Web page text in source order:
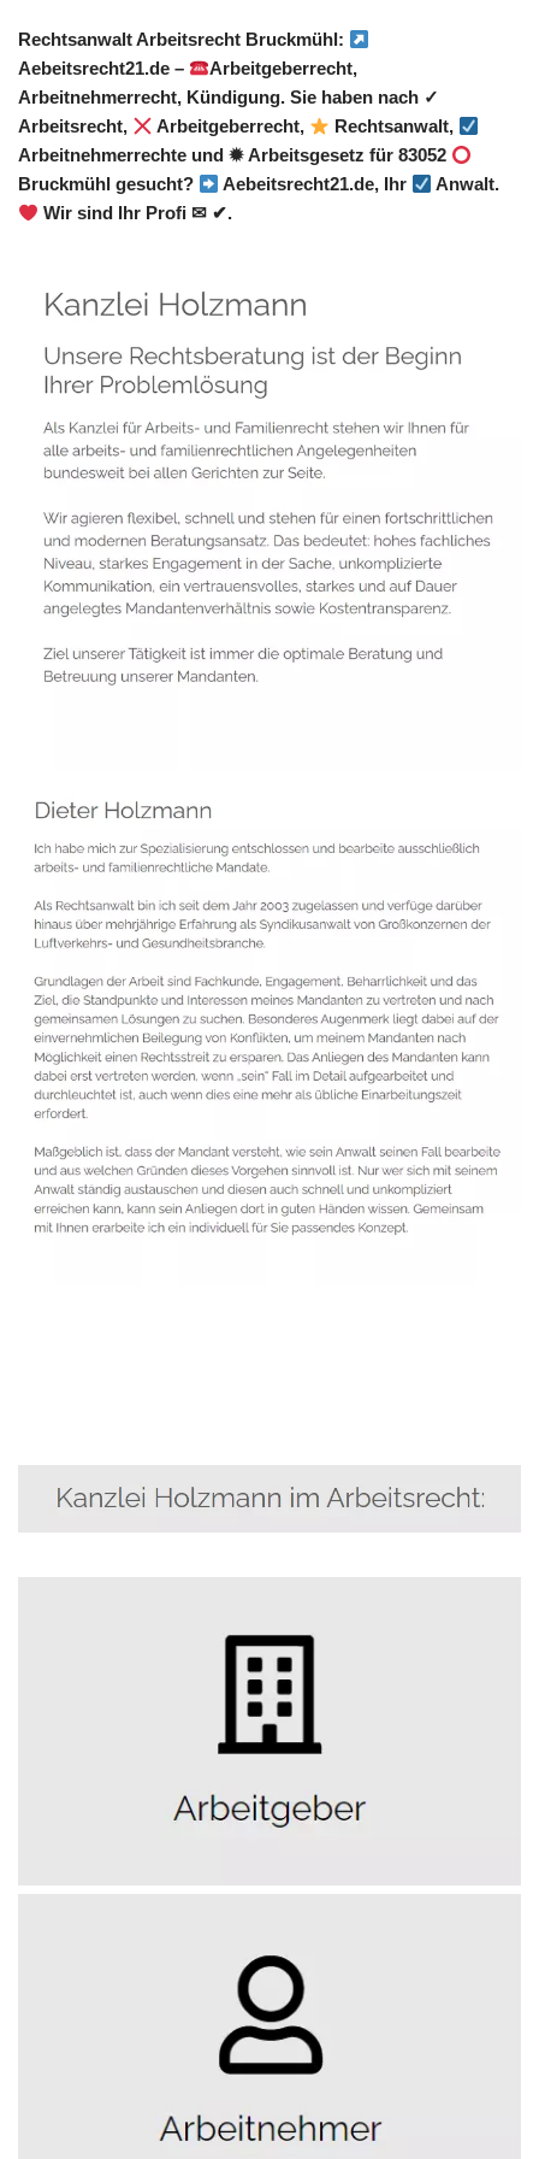
Rechtsanwalt Arbeitsrecht Bruckmühl:
Aebeitsrecht21.de –
Arbeitgeberrecht,
Arbeitnehmerrecht, Kündigung. Sie haben nach ✓
Arbeitsrecht,
Arbeitgeberrecht,
Rechtsanwalt,
Arbeitnehmerrechte und ✹ Arbeitsgesetz für 83052
Bruckmühl gesucht?
Aebeitsrecht21.de, Ihr
Anwalt.
Wir sind Ihr Profi ✉ ✔.